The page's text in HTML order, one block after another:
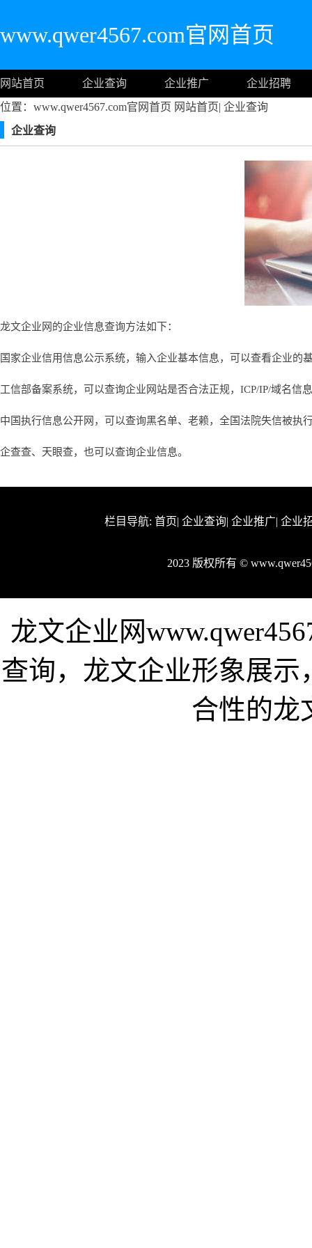
www.qwer4567.com官网首页
网站首页 企业查询 企业推广
企业招聘
位置：www.qwer4567.com官网首页 网站首页| 企业查询
企业查询
龙文企业网的企业信息查询方法如下：
国家企业信用信息公示系统，输入企业基本信息，可以查看企业的
工信部备案系统，可以查询企业网站是否合法正规，ICP/IP/域名信
中国执行信息公开网，可以查询黑名单、老赖，全国法院失信被执
企查查、天眼查，也可以查询企业信息。
栏目导航: 首页| 企业查询| 企业推广| 企业
2023 版权所有 ©
龙文企业网
查询，龙文企业形象展
合性的龙